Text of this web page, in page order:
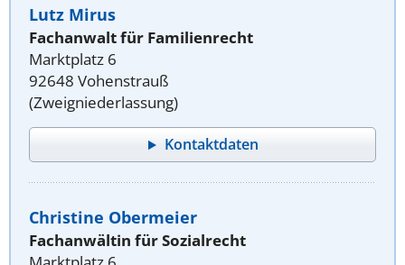
Lutz Mirus
Fachanwalt für Familienrecht
Marktplatz 6
92648 Vohenstrauß
(Zweigniederlassung)
Kontaktdaten
Christine Obermeier
Fachanwältin für Sozialrecht